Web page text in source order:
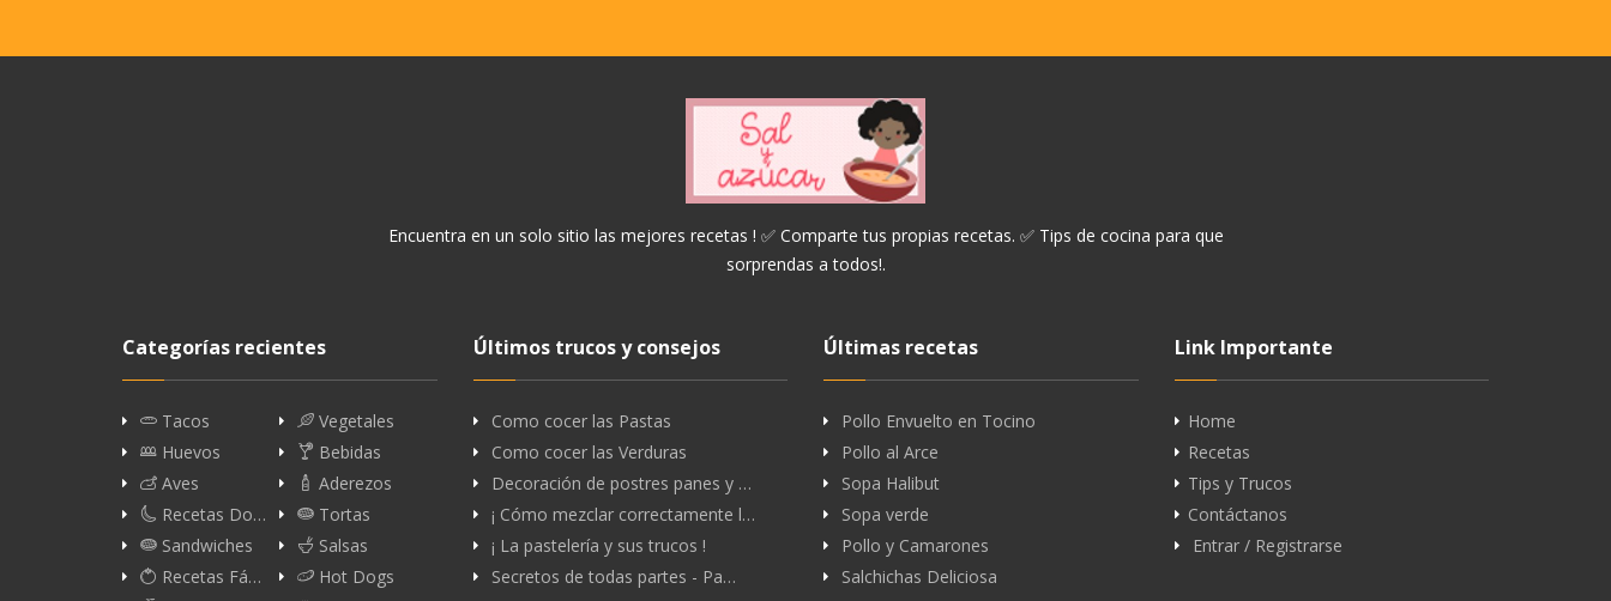
Encuentra en un solo sitio las mejores recetas ! ✅ Comparte tus propias recetas. ✅ Tips de cocina para que
sorprendas a todos!.
Categorías recientes
Tacos
Vegetales
Huevos
Bebidas
Aves
Aderezos
Recetas Do…
Tortas
Sandwiches
Salsas
Recetas Fá…
Hot Dogs
Últimos trucos y consejos
Como cocer las Pastas
Como cocer las Verduras
Decoración de postres panes y …
¡ Cómo mezclar correctamente l…
¡ La pastelería y sus trucos !
Secretos de todas partes - Pa…
Últimas recetas
Pollo Envuelto en Tocino
Pollo al Arce
Sopa Halibut
Sopa verde
Pollo y Camarones
Salchichas Deliciosa
Link Importante
Home
Recetas
Tips y Trucos
Contáctanos
Entrar / Registrarse